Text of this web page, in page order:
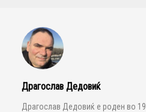
Драгослав Дедовиќ
Драгослав Дедовиќ е роден во